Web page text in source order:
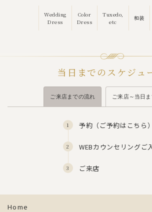
Wedding
Dress
Color
Dress
Tuxedo,
etc
和装
当日までのスケジュ
ご来店までの流れ ご来店～当日
予約（ご予約はこちら）
WEBカウンセリングご
ご来店
Home